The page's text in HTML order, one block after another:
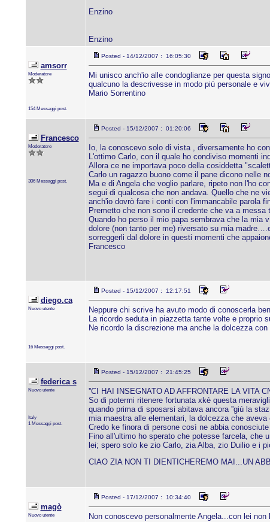
Enzino
Enzino
amsorr
Moderatore
154 Messaggi post.
Posted - 14/12/2007 : 16:05:30
Mi unisco anch'io alle condoglianze per questa
qualcuno la descrivesse in modo più personale e
Mario Sorrentino
Francesco
Moderatore
306 Messaggi post.
Posted - 15/12/2007 : 01:20:06
Io, la conoscevo solo di vista , diversamente ho
L'ottimo Carlo, con il quale ho condiviso momenti
Allora ce ne importava poco della cosiddetta
Carlo un ragazzo buono come il pane dicono nelle
Ma e di Angela che voglio parlare, ripeto non l'ho
segui di qualcosa che non andava. Quello che ne
anch'io dovrò fare i conti con l'immancabile parola
Premetto che non sono il credente che va a
Quando ho perso il mio papa sembrava che la mia
dolore (non tanto per me) riversato su mia
sorreggerli dal dolore in questi momenti che
Francesco
diego.ca
Nuovo utente
16 Messaggi post.
Posted - 15/12/2007 : 12:17:51
Neppure chi scrive ha avuto modo di conoscerla
La ricordo seduta in piazzetta tante volte e proprio
Ne ricordo la discrezione ma anche la dolcezza
federica s
Nuovo utente
Italy
1 Messaggi post.
Posted - 15/12/2007 : 21:45:25
''CI HAI INSEGNATO AD AFFRONTARE LA VITA
So di potermi ritenere fortunata xkè questa
quando prima di sposarsi abitava ancora ''giù la
mia maestra alle elementari, la dolcezza che
Credo ke finora di persone così ne abbia
Fino all'ultimo ho sperato che potesse farcela, che
lei; spero solo ke zio Carlo, zia Alba, zio Duilio e i
CIAO ZIA NON TI DIENTICHEREMO MAI...UN
magò
Nuovo utente
Posted - 17/12/2007 : 10:34:40
Non conoscevo personalmente Angela...con lei